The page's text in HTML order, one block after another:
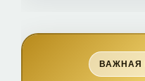
ВАЖНАЯ